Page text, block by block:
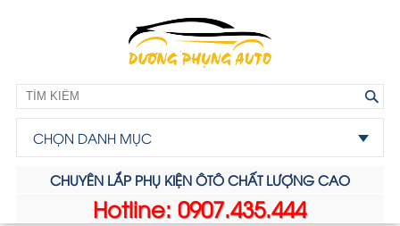
CHỌN DANH MỤC
CHUYÊN LẮP PHỤ KIỆN ÔTÔ CHẤT LƯỢNG CAO
Hotline: 0907.435.444